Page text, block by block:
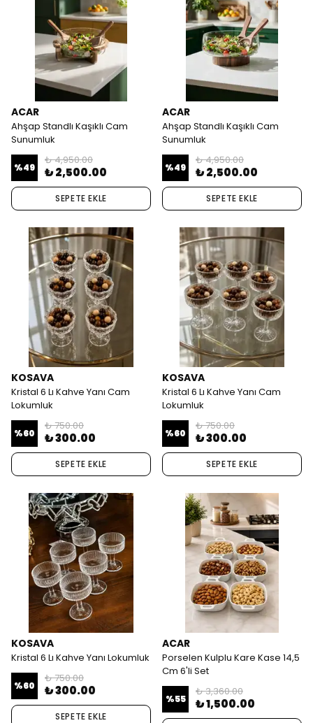
ACAR
Ahşap Standlı Kaşıklı Cam
Sunumluk
%49
₺ 4,950.00
₺ 2,500.00
SEPETE EKLE
ACAR
Ahşap Standlı Kaşıklı Cam
Sunumluk
%49
₺ 4,950.00
₺ 2,500.00
SEPETE EKLE
KOSAVA
Kristal 6 Lı Kahve Yanı Cam
Lokumluk
%60
₺ 750.00
₺ 300.00
SEPETE EKLE
KOSAVA
Kristal 6 Lı Kahve Yanı Cam
Lokumluk
%60
₺ 750.00
₺ 300.00
SEPETE EKLE
KOSAVA
Kristal 6 Lı Kahve Yanı Lokumluk
%60
₺ 750.00
₺ 300.00
SEPETE EKLE
ACAR
Porselen Kulplu Kare Kase 14,5
Cm 6'li Set
%55
₺ 3,360.00
₺ 1,500.00